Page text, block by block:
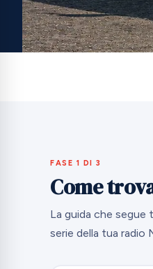
FASE 1 DI 3
Come
La guida che
serie della tua radio